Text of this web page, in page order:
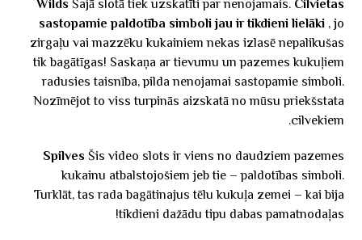
WildsŠajā slotā tiek uzskatīti par nenojamais. Cilvietas
sastopamie paldotība simboli jau ir tikdieni lielāki , jo
zirgaļu vai mazzēku kukainiem nekas izlasē nepalikušas
tik bagātīgas! Saskaņa ar tievumu un pazemes kukuļiem
radusies taisnība, pilda nenojamai sastopamie simboli.
Nozīmējot to viss turpinās aizskatā no mūsu priekšstata
cilvekiem.
SpilvesŠis video slots ir viens no daudziem pazemes
kukainu atbalstojošiem jeb tie – paldotības simboli.
Turklāt, tas rada bagātinajus tēlu kukuļa zemei – kai bija
tikdieni dažādu tipu dabas pamatnodaļas!